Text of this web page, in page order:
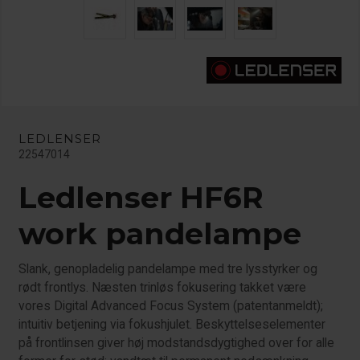
LEDLENSER
22547014
Ledlenser HF6R
work pandelampe
Slank, genopladelig pandelampe med tre lysstyrker og
rødt frontlys. Næsten trinløs fokusering takket være
vores Digital Advanced Focus System (patentanmeldt);
intuitiv betjening via fokushjulet. Beskyttelseselementer
på frontlinsen giver høj modstandsdygtighed over for alle